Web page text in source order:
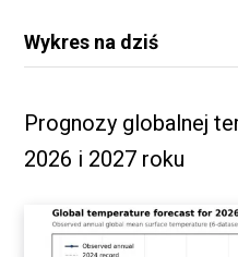
Wykres na dziś
Prognozy globalnej
2026 i 2027 roku